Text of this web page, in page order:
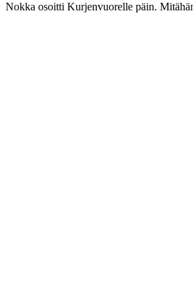
Nokka osoitti Kurjenvuorelle päin.